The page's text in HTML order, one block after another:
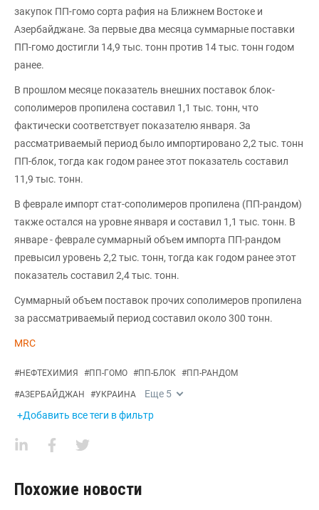
закупок ПП-гомо сорта рафия на Ближнем Востоке и
Азербайджане. За первые два месяца суммарные поставки
ПП-гомо достигли 14,9 тыс. тонн против 14 тыс. тонн годом
ранее.
В прошлом месяце показатель внешних поставок блок-
сополимеров пропилена составил 1,1 тыс. тонн, что
фактически соответствует показателю января. За
рассматриваемый период было импортировано 2,2 тыс. тонн
ПП-блок, тогда как годом ранее этот показатель составил
11,9 тыс. тонн.
В феврале импорт стат-сополимеров пропилена (ПП-рандом)
также остался на уровне января и составил 1,1 тыс. тонн. В
январе - феврале суммарный объем импорта ПП-рандом
превысил уровень 2,2 тыс. тонн, тогда как годом ранее этот
показатель составил 2,4 тыс. тонн.
Суммарный объем поставок прочих сополимеров пропилена
за рассматриваемый период составил около 300 тонн.
MRC
#НЕФТЕХИМИЯ #ПП-ГОМО #ПП-БЛОК #ПП-РАНДОМ
#АЗЕРБАЙДЖАН #УКРАИНА Еще 5
+Добавить все теги в фильтр
Похожие новости